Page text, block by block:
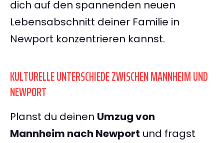
dich auf den spannenden neuen
Lebensabschnitt deiner Familie in
Newport konzentrieren kannst.
KULTURELLE UNTERSCHIEDE ZWISCHEN MANNHEIM UND
NEWPORT
Planst du deinen Umzug von
Mannheim nach Newport und fragst